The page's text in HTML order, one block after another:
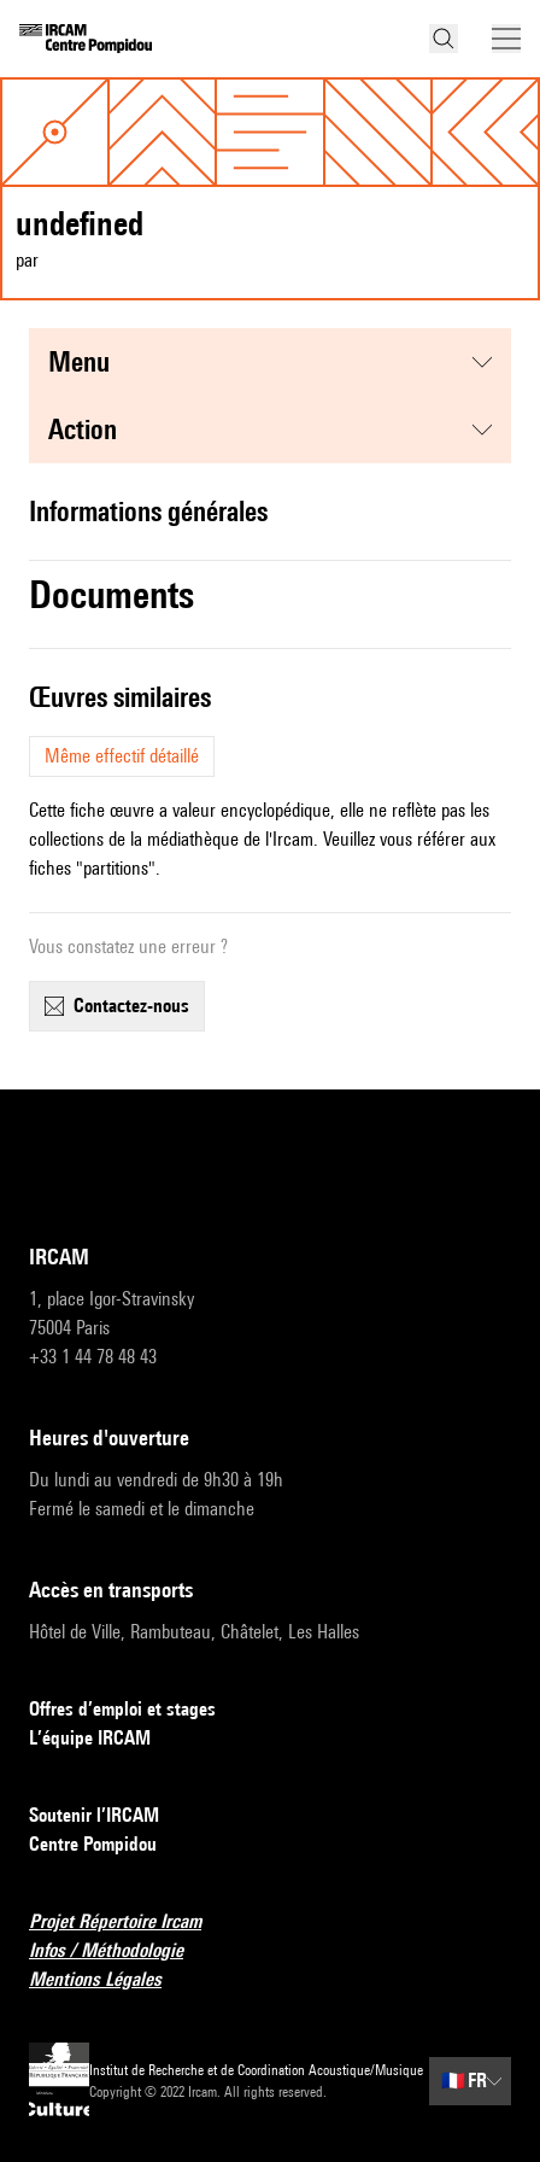
undefined
par
menu
action
informations générales
Documents
œuvres similaires
Même effectif détaillé
Cette fiche œuvre a valeur encyclopédique, elle ne reflète pas les
collections de la médiathèque de l'Ircam. Veuillez vous référer aux
fiches "partitions".
Vous constatez une erreur ?
contactez-nous
IRCAM
1, place Igor-Stravinsky
75004 Paris
+33 1 44 78 48 43
heures d'ouverture
Du lundi au vendredi de 9h30 à 19h
Fermé le samedi et le dimanche
accès en transports
Hôtel de Ville, Rambuteau, Châtelet, Les Halles
Offres d’emploi et stages
L’équipe IRCAM
Soutenir l’IRCAM
Centre Pompidou
Projet Répertoire Ircam
Infos / Méthodologie
Mentions Légales
Institut de Recherche et de Coordination Acoustique/Musique
Copyright © 2022 Ircam. All rights reserved.
🇫🇷 FR